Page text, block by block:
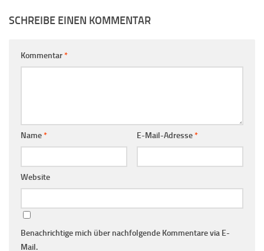
SCHREIBE EINEN KOMMENTAR
Kommentar*
Name* E-Mail-Adresse*
Website
Benachrichtige mich über nachfolgende Kommentare via E-
Mail.